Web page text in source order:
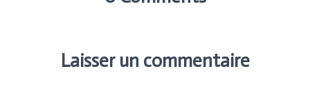
Laisser un commentaire